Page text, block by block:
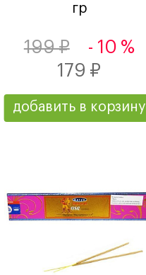
гр
199 ₽
- 10 %
179 ₽
добавить в корзину